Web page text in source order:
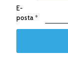
E-
posta *